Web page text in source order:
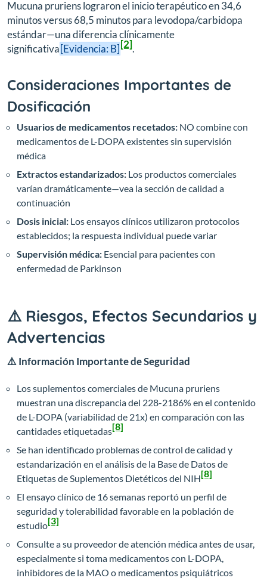
Mucuna pruriens lograron el inicio terapéutico en 34,6
minutos versus 68,5 minutos para levodopa/carbidopa
estándar—una diferencia clínicamente
significativa[Evidencia: B][2].
Consideraciones Importantes de
Dosificación
Usuarios de medicamentos recetados: NO combine con
medicamentos de L-DOPA existentes sin supervisión
médica
Extractos estandarizados: Los productos comerciales
varían dramáticamente—vea la sección de calidad a
continuación
Dosis inicial: Los ensayos clínicos utilizaron protocolos
establecidos; la respuesta individual puede variar
Supervisión médica: Esencial para pacientes con
enfermedad de Parkinson
⚠️ Riesgos, Efectos Secundarios y
Advertencias
⚠️ Información Importante de Seguridad
Los suplementos comerciales de Mucuna pruriens
muestran una discrepancia del 228-2186% en el contenido
de L-DOPA (variabilidad de 21x) en comparación con las
cantidades etiquetadas[8]
Se han identificado problemas de control de calidad y
estandarización en el análisis de la Base de Datos de
Etiquetas de Suplementos Dietéticos del NIH[8]
El ensayo clínico de 16 semanas reportó un perfil de
seguridad y tolerabilidad favorable en la población de
estudio[3]
Consulte a su proveedor de atención médica antes de usar,
especialmente si toma medicamentos con L-DOPA,
inhibidores de la MAO o medicamentos psiquiátricos